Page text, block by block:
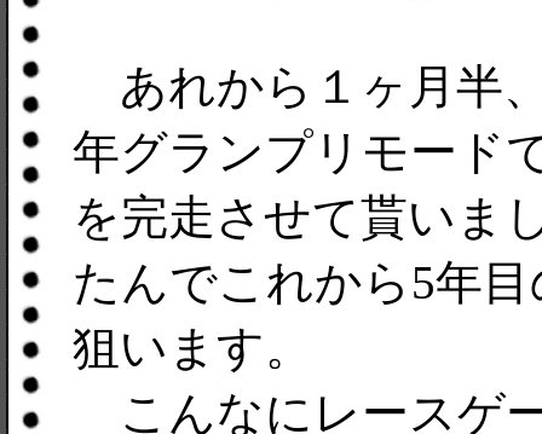
あれから１ヶ月半
年グランプリモード
を完走させて貰いま
たんでこれから5年
狙います。
こんなにレースゲ